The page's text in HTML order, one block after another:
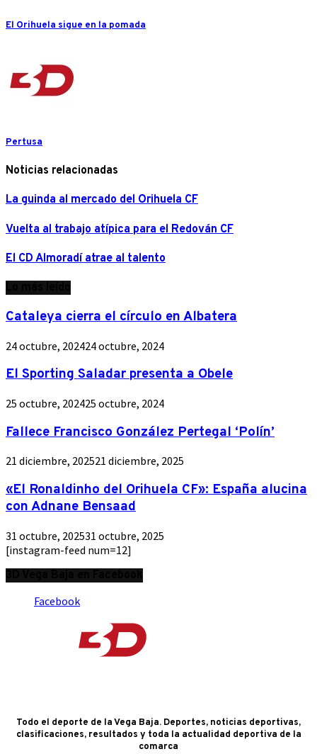
El Orihuela sigue en la pomada
Pertusa
Noticias relacionadas
La guinda al mercado del Orihuela CF
Vuelta al trabajo atípica para el Redován CF
El CD Almoradí atrae al talento
Cataleya cierra el círculo en Albatera
24 octubre, 202424 octubre, 2024
El Sporting Saladar presenta a Obele
25 octubre, 202425 octubre, 2024
Fallece Francisco González Pertegal ‘Polín’
21 diciembre, 202521 diciembre, 2025
«El Ronaldinho del Orihuela CF»: España alucina
con Adnane Bensaad
31 octubre, 202531 octubre, 2025
[instagram-feed num=12]
Facebook
Todo el deporte de la Vega Baja. Deportes, noticias deportivas,
clasificaciones, resultados y toda la actualidad deportiva de la
comarca